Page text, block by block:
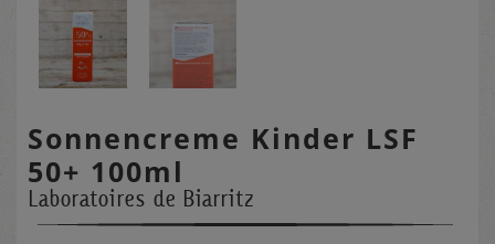
Sonnencreme Kinder LSF
50+ 100ml
Laboratoires de Biarritz